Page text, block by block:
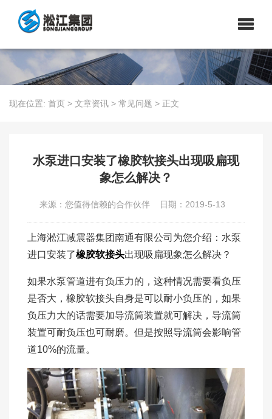
现在位置: 首页 > 文章资讯 > 常见问题 > 正文
​水泵进口安装了橡胶软接头出现吸扁现
象怎么解决？
来源：您值得信赖的合作伙伴 日期：2019-5-13
上海淞江减震器集团南通有限公司为您介绍：水泵
进口安装了橡胶软接头出现吸扁现象怎么解决？
如果水泵管道进有负压力的，这种情况需要看负压
是否大，橡胶软接头自身是可以耐小负压的，如果
负压力大的话需要加导流筒装置就可解决，导流筒
装置可耐负压也可耐磨。但是按照导流筒会影响管
道10%的流量。